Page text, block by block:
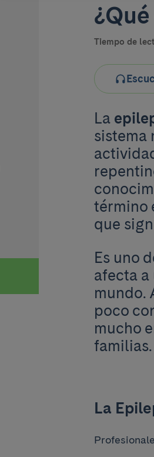
Tiempo de
La
sistema
término
que
Es uno
afecta
mundo.
poco
mucho
familias.
La